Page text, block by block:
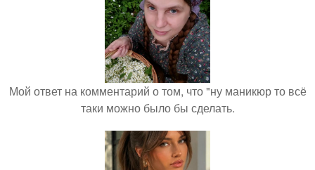
Мой ответ на комментарий о том, что "ну маникюр то всё
таки можно было бы сделать.